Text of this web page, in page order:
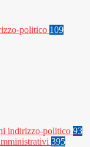
politico 109
indirizzo-politico 93
395